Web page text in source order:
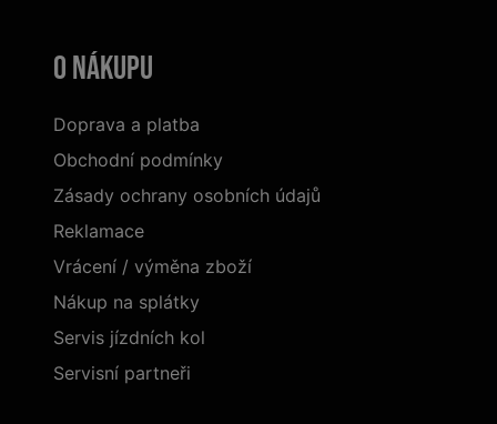
O nákupu
Doprava a platba
Obchodní podmínky
Zásady ochrany osobních údajů
Reklamace
Vrácení / výměna zboží
Nákup na splátky
Servis jízdních kol
Servisní partneři